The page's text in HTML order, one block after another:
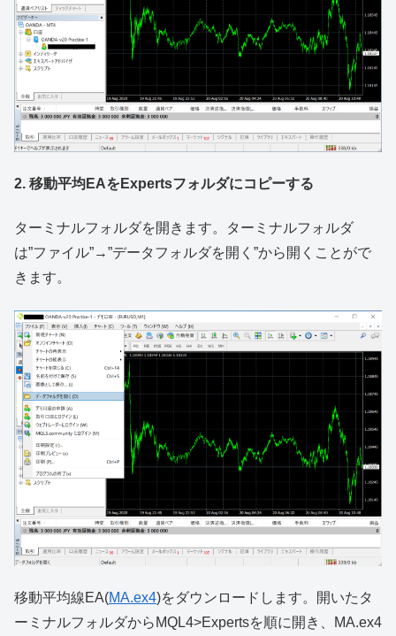
2. 移動平均EAをExpertsフォルダにコピーする
ターミナルフォルダを開きます。ターミナルフォルダ
は”ファイル”→”データフォルダを開く”から開くことがで
きます。
移動平均線EA(MA.ex4)をダウンロードします。開いたタ
ーミナルフォルダからMQL4>Expertsを順に開き、MA.ex4